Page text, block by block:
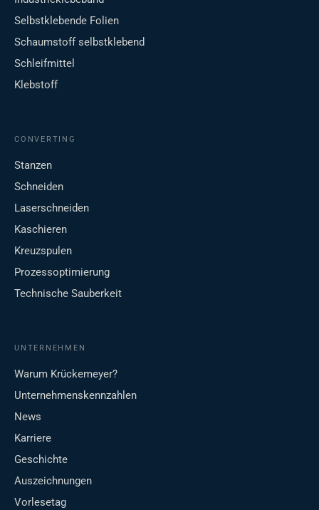
Selbstklebende Folien
Schaumstoff selbstklebend
Schleifmittel
Klebstoff
CONVERTING
Stanzen
Schneiden
Laserschneiden
Kaschieren
Kreuzspulen
Prozessoptimierung
Technische Sauberkeit
UNTERNEHMEN
Warum Krückemeyer?
Unternehmenskennzahlen
News
Karriere
Geschichte
Auszeichnungen
Vorlesetag